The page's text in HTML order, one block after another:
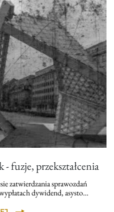
- fuzje, przekształcenia
zatwierdzania sprawozdań
dywidend, asysto…